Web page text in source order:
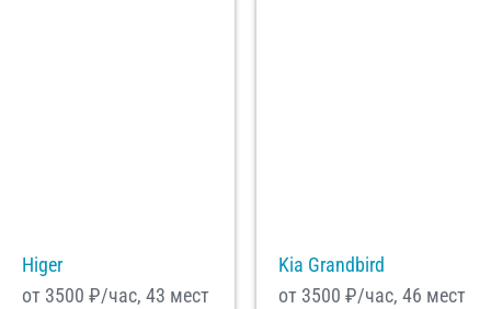
Higer
от 3500 ₽/час, 43 мест
Kia Grandbird
от 3500 ₽/час, 46 мест